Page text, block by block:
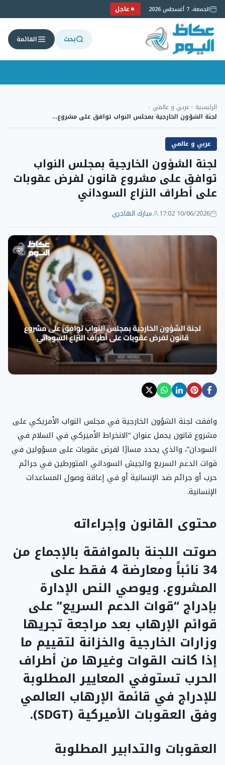
الجمعة، 7 أغسطس 2026 عاجل
بحث القائمة
إلى
المحتوى
الرئيسية ›عربي و عالمي ›
لجنة الشؤون الخارجية بمجلس النواب توافق على مشروع…
عربي و عالمي
لجنة الشؤون الخارجية بمجلس النواب
توافق على مشروع قانون لفرض عقوبات
على أطراف النزاع السوداني
10/06/2026 17:02 مبارك الهاجري
وافقت لجنة الشؤون الخارجية في مجلس النواب الأمريكي على
مشروع قانون يحمل عنوان “الانخراط الأميركي في السلام في
السودان”، والذي يحدد مسارًا لفرض عقوبات على مسؤولين في
قوات الدعم السريع والجيش السوداني المتورطين في جرائم
حرب أو جرائم ضد الإنسانية أو في إعاقة وصول المساعدات
الإنسانية.
محتوى القانون وإجراءاته
صوتت اللجنة بالموافقة بالإجماع من
34 نائباً ومعارضة 4 فقط على
المشروع. ويوصي النص الإدارة
بإدراج “قوات الدعم السريع” على
قوائم الإرهاب بعد مراجعة تجريها
وزارات الخارجية والخزانة لتقييم ما
إذا كانت القوات وغيرها من أطراف
الحرب تستوفي المعايير المطلوبة
للإدراج في قائمة الإرهاب العالمي
وفق العقوبات الأميركية (SDGT).
العقوبات والتدابير المطلوبة